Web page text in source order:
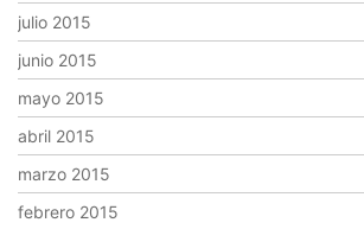
julio 2015
junio 2015
mayo 2015
abril 2015
marzo 2015
febrero 2015